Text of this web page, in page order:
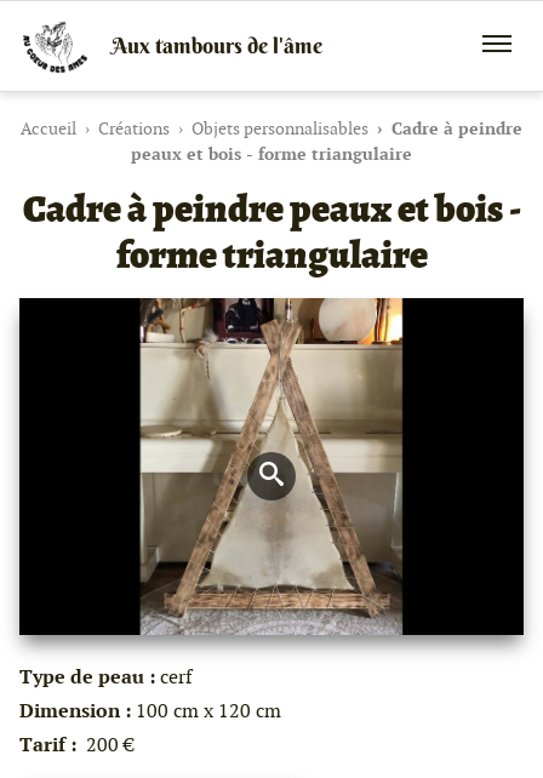
Aux tambours de l'âme
de
chamaniques,
peaux
et
bois
et
peintures
canalisées,
soins
énergétiques,
Accueil Créations Objets personnalisables
Cadre à peindre
peaux et bois - forme triangulaire
Cadre à peindre peaux et bois -
forme triangulaire
Type de peau :cerf
Dimension : 100 cm x 120 cm
Tarif : 200 €